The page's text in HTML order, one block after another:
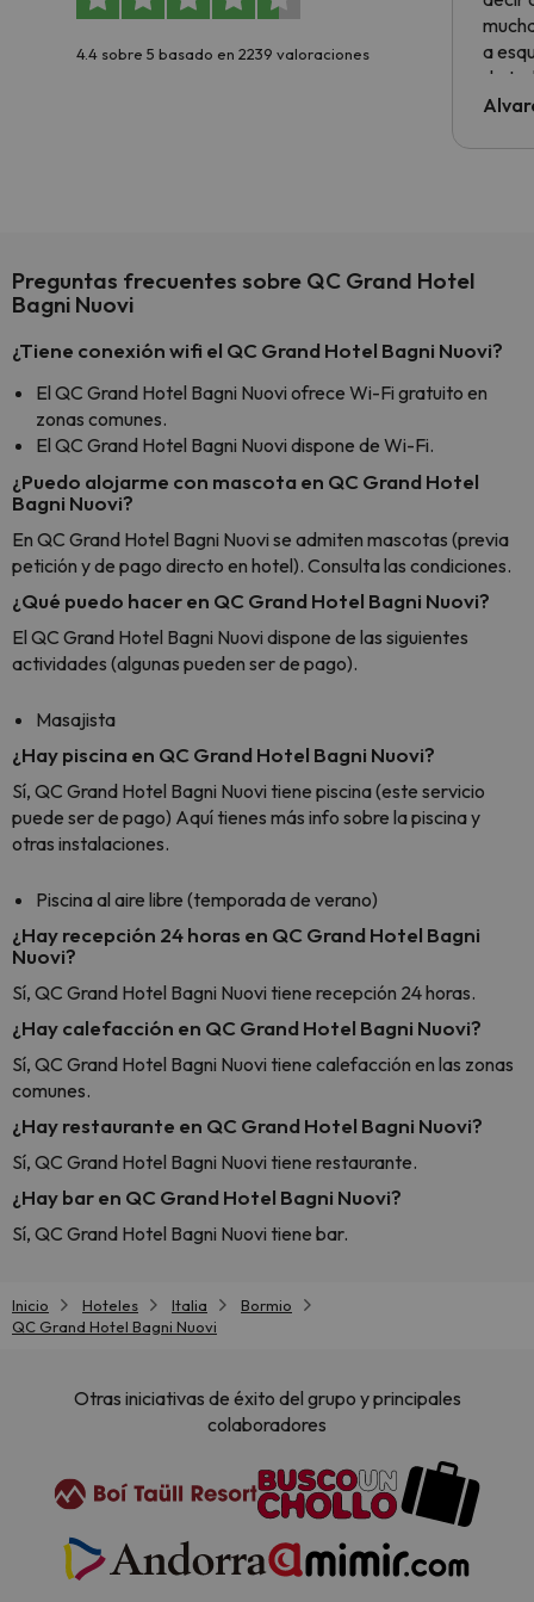
4.4 sobre 5 basado en 2239 valoraciones
a
de
al
culpa
Preguntas frecuentes sobre QC Grand Hotel
Bagni Nuovi
¿Tiene conexión wifi el QC Grand Hotel Bagni Nuovi?
El QC Grand Hotel Bagni Nuovi ofrece Wi-Fi gratuito en
zonas comunes.
El QC Grand Hotel Bagni Nuovi dispone de Wi-Fi.
¿Puedo alojarme con mascota en QC Grand Hotel
Bagni Nuovi?
En QC Grand Hotel Bagni Nuovi se admiten mascotas (previa
petición y de pago directo en hotel). Consulta las condiciones.
¿Qué puedo hacer en QC Grand Hotel Bagni Nuovi?
El QC Grand Hotel Bagni Nuovi dispone de las siguientes
actividades (algunas pueden ser de pago).
Masajista
¿Hay piscina en QC Grand Hotel Bagni Nuovi?
Sí, QC Grand Hotel Bagni Nuovi tiene piscina (este servicio
puede ser de pago) Aquí tienes más info sobre la piscina y
otras instalaciones.
Piscina al aire libre (temporada de verano)
¿Hay recepción 24 horas en QC Grand Hotel Bagni
Nuovi?
Sí, QC Grand Hotel Bagni Nuovi tiene recepción 24 horas.
¿Hay calefacción en QC Grand Hotel Bagni Nuovi?
Sí, QC Grand Hotel Bagni Nuovi tiene calefacción en las zonas
comunes.
¿Hay restaurante en QC Grand Hotel Bagni Nuovi?
Sí, QC Grand Hotel Bagni Nuovi tiene restaurante.
¿Hay bar en QC Grand Hotel Bagni Nuovi?
Sí, QC Grand Hotel Bagni Nuovi tiene bar.
Inicio Hoteles Italia
Bormio
QC Grand Hotel Bagni Nuovi
Otras iniciativas de éxito del grupo y principales
colaboradores